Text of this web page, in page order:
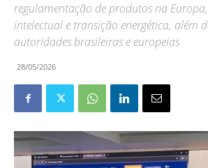
regulamentação de produtos na
intelectual e transição energética, além
autoridades brasileiras e europeias
28/05/2026